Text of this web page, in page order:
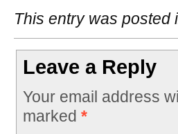
This entry was posted
Leave a Reply
Your email address
marked *